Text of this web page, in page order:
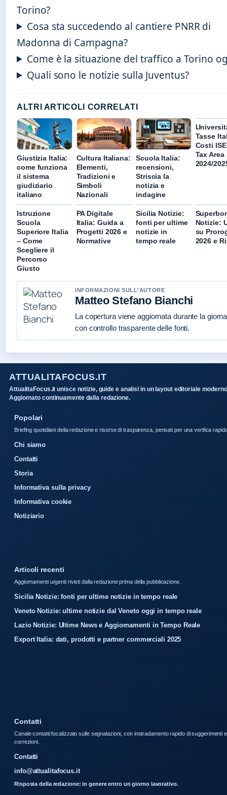
Torino?
Cosa sta succedendo al cantiere PNRR di
Madonna di Campagna?
Come è la situazione del traffico a Torino
Quali sono le notizie sulla Juventus?
ALTRI ARTICOLI CORRELATI
Giustizia Italia:
come funziona
il sistema
giudiziario
italiano
Cultura Italiana:
Elementi,
Tradizioni e
Simboli
Nazionali
Scuola Italia:
recensioni,
Striscia la
notizia e
indagine
Tasse
Costi
Tax Area
2024/
Istruzione
Scuola
Superiore Italia
– Come
Scegliere il
Percorso
Giusto
PA Digitale
Italia: Guida a
Progetti 2026 e
Normative
Sicilia Notizie:
fonti per ultime
notizie in
tempo reale
Notizie:
su
2026 e
INFORMAZIONI SULL'AUTORE
Matteo Stefano Bianchi
La copertura viene aggiornata durante la
con controllo trasparente delle fonti.
ATTUALITAFOCUS.IT
AttualitaFocus.it unisce notizie, guide e analisi in un layout editoriale
Aggiornato continuamente dalla redazione.
Popolari
Briefing quotidiani della redazione e risorse di trasparenza, pensati per una verifica
Chi siamo
Contatti
Storia
Informativa sulla privacy
Informativa cookie
Notiziario
Articoli recenti
Aggiornamenti urgenti rivisti dalla redazione prima della pubblicazione.
Sicilia Notizie: fonti per ultime notizie in tempo reale
Veneto Notizie: ultime notizie dal Veneto oggi in tempo reale
Lazio Notizie: Ultime News e Aggiornamenti in Tempo Reale
Export Italia: dati, prodotti e partner commerciali 2025
Contatti
Canale contatti focalizzato sulle segnalazioni, con instradamento rapido di suggerimenti e
correzioni.
Contatti
info@attualitafocus.it
Risposta della redazione: in genere entro un giorno lavorativo.